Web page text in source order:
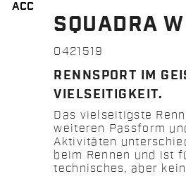
ACC
SQUADRA
0421519
RENNSPORT IM
VIELSEITIGKEIT.
Das vielseitigste
weiteren Passform
Aktivitäten
beim Rennen und ist
technisches, aber